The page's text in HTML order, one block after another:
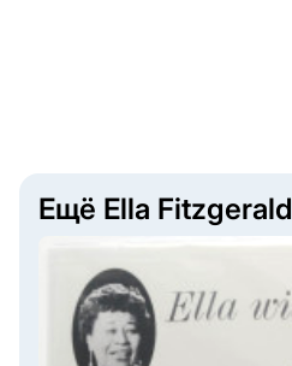
Ещё Ella Fitzgerald